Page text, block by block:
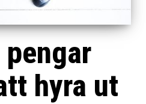
hyra ut